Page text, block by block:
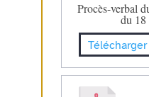
Procès-verbal
du